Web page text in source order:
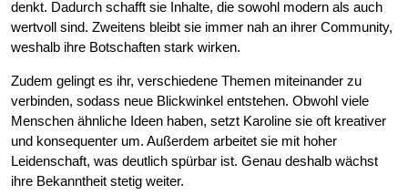
denkt. Dadurch schafft sie Inhalte, die sowohl modern als auch
wertvoll sind. Zweitens bleibt sie immer nah an ihrer Community,
weshalb ihre Botschaften stark wirken.
Zudem gelingt es ihr, verschiedene Themen miteinander zu
verbinden, sodass neue Blickwinkel entstehen. Obwohl viele
Menschen ähnliche Ideen haben, setzt Karoline sie oft kreativer
und konsequenter um. Außerdem arbeitet sie mit hoher
Leidenschaft, was deutlich spürbar ist. Genau deshalb wächst
ihre Bekanntheit stetig weiter.